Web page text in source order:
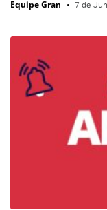
Equipe Gran • 7 de